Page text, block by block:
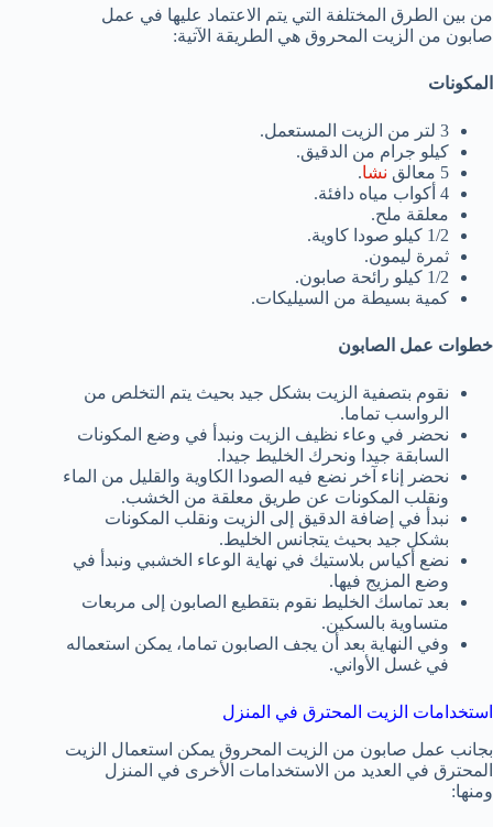
من بين الطرق المختلفة التي يتم الاعتماد عليها في عمل
صابون من الزيت المحروق هي الطريقة الآتية:
المكونات
3 لتر من الزيت المستعمل.
كيلو جرام من الدقيق.
5 معالق
نشا.
4 أكواب مياه دافئة.
معلقة ملح.
1/2 كيلو صودا كاوية.
ثمرة ليمون.
1/2 كيلو رائحة صابون.
كمية بسيطة من السيليكات.
خطوات عمل الصابون
نقوم بتصفية الزيت بشكل جيد بحيث يتم التخلص من
الرواسب تماما.
نحضر في وعاء نظيف الزيت ونبدأ في وضع المكونات
السابقة جيدا ونحرك الخليط جيدا.
نحضر إناء آخر نضع فيه الصودا الكاوية والقليل من الماء
ونقلب المكونات عن طريق معلقة من الخشب.
نبدأ في إضافة الدقيق إلى الزيت ونقلب المكونات
بشكل جيد بحيث يتجانس الخليط.
نضع أكياس بلاستيك في نهاية الوعاء الخشبي ونبدأ في
وضع المزيج فيها.
بعد تماسك الخليط نقوم بتقطيع الصابون إلى مربعات
متساوية بالسكين.
وفي النهاية بعد أن يجف الصابون تماما، يمكن استعماله
في غسل الأواني.
استخدامات الزيت المحترق في المنزل
بجانب عمل صابون من الزيت المحروق يمكن استعمال الزيت
المحترق في العديد من الاستخدامات الأخرى في المنزل
ومنها: